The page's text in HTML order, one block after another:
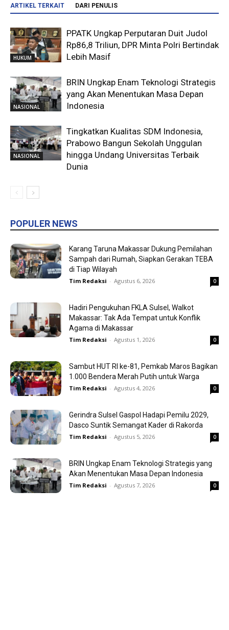
ARTIKEL TERKAIT DARI PENULIS
HUKUM
PPATK Ungkap Perputaran Duit Judol
Rp86,8 Triliun, DPR Minta Polri Bertindak
Lebih Masif
NASIONAL
BRIN Ungkap Enam Teknologi Strategis
yang Akan Menentukan Masa Depan
Indonesia
NASIONAL
Tingkatkan Kualitas SDM Indonesia,
Prabowo Bangun Sekolah Unggulan
hingga Undang Universitas Terbaik
Dunia
POPULER NEWS
Karang Taruna Makassar Dukung Pemilahan
Sampah dari Rumah, Siapkan Gerakan TEBA
di Tiap Wilayah
Tim Redaksi - Agustus 6, 2026 0
Hadiri Pengukuhan FKLA Sulsel, Walkot
Makassar: Tak Ada Tempat untuk Konflik
Agama di Makassar
Tim Redaksi - Agustus 1, 2026 0
Sambut HUT RI ke-81, Pemkab Maros Bagikan
1.000 Bendera Merah Putih untuk Warga
Tim Redaksi - Agustus 4, 2026 0
Gerindra Sulsel Gaspol Hadapi Pemilu 2029,
Dasco Suntik Semangat Kader di Rakorda
Tim Redaksi - Agustus 5, 2026 0
BRIN Ungkap Enam Teknologi Strategis yang
Akan Menentukan Masa Depan Indonesia
Tim Redaksi - Agustus 7, 2026 0